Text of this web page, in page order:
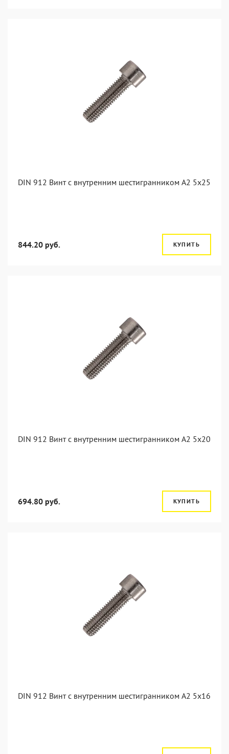
DIN 912 Винт с внутренним шестигранником А2 5х25
844.20 руб. КУПИТЬ
DIN 912 Винт с внутренним шестигранником А2 5х20
694.80 руб. КУПИТЬ
DIN 912 Винт с внутренним шестигранником А2 5х16